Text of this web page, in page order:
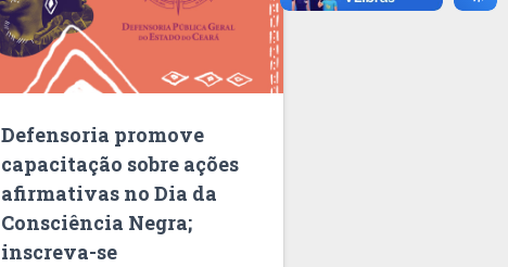
Defensoria promove
capacitação sobre ações
afirmativas no Dia da
Consciência Negra;
inscreva-se